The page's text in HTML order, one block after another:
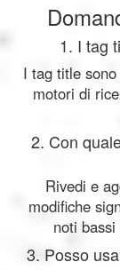
1. I tag
I tag title
motori di
2. Con
Rivedi e
modifiche
noti
3. Posso